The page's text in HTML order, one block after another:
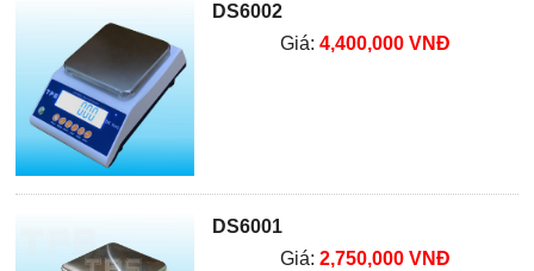
DS6002
Giá: 4,400,000 VNĐ
DS6001
Giá: 2,750,000 VNĐ